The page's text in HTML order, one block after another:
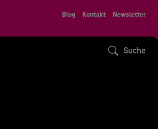
Blog Kontakt Newsletter
Suche